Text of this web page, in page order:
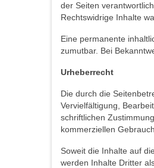
der Seiten
Rechtswidrige Inhalte
Eine permanente
zumutbar. Bei
Urheberrecht
Die durch die
Vervielfältigung,
schriftlichen
kommerziellen
Soweit die Inhalte auf
werden Inhalte Dritter